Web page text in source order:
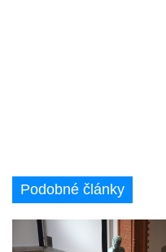
Podobné články